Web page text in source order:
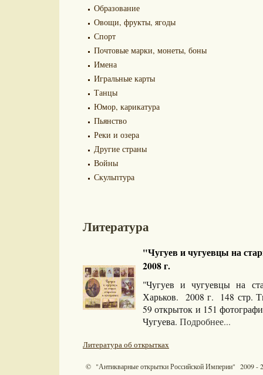
Образование
Овощи, фрукты, ягоды
Спорт
Почтовые марки, монеты, боны
Имена
Игральные карты
Танцы
Юмор, карикатура
Пьянство
Реки и озера
Другие страны
Войны
Скульптура
Литература
"Чугуев и чугуевцы на
2008 г.
"Чугуев и чугуевцы на
Харьков. 2008 г. 148 стр.
59 открыток и 151
Чугуева. Подробнее...
Литература об открытках
© "Антикварные открытки Российской Империи" 2009 -